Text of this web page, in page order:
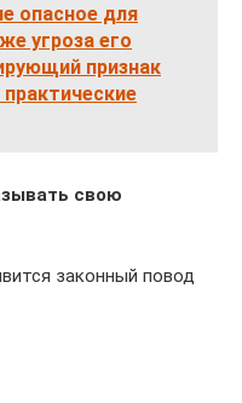
опасное для
угроза его
признак
свою
законный повод